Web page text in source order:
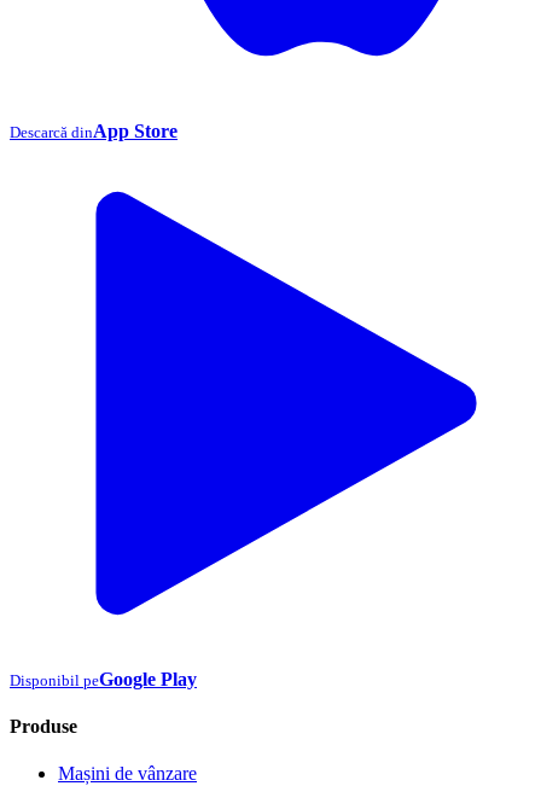
Descarcă dinApp Store
Disponibil peGoogle Play
Produse
Mașini de vânzare